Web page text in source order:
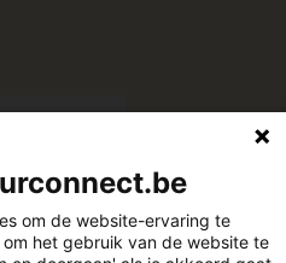
om de website-ervaring te
het gebruik van de website te